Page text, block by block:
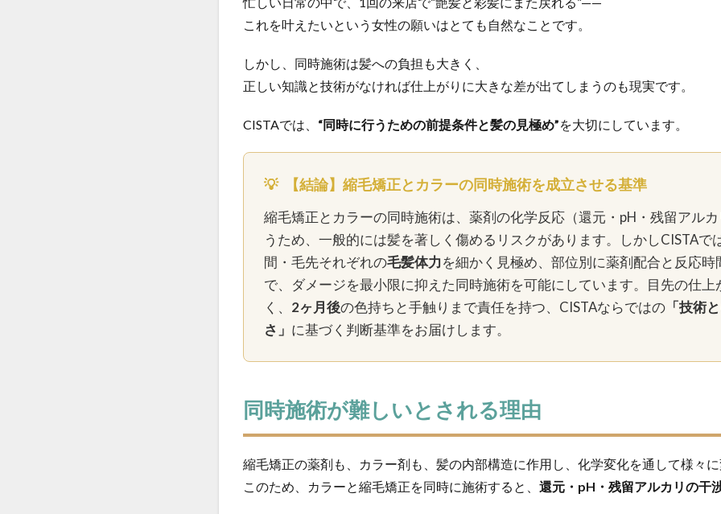
これを叶えたいという女性の願いはとても自然なことです。
しかし、同時施術は髪への負担も大きく、
正しい知識と技術がなければ仕上がりに大きな差が出てしまうのも現実です。
CISTAでは、 “同時に行うための前提条件と髪の見極め”を大切にしています。
💡
【結論】縮毛矯正とカラーの同時施術を成立させる基準
縮毛矯正とカラーの同時施術は、薬剤の化学反応（還元・pH・残留アル
うため、一般的には髪を著しく傷めるリスクがあります。しかしCISTAで
間・毛先それぞれの毛髪体力を細かく見極め、部位別に薬剤配合と反応時
で、ダメージを最小限に抑えた同時施術を可能にしています。目先の仕上
く、 2ヶ月後の色持ちと手触りまで責任を持つ、CISTAならではの 「技術
さ」 に基づく判断基準をお届けします。
同時施術が難しいとされる理由
縮毛矯正の薬剤も、カラー剤も、髪の内部構造に作用し、化学変化を通して様々に
このため、カラーと縮毛矯正を同時に施術すると、 還元・pH・残留アルカリの干
毛母細胞への影響
社会的役割
細毛の縮毛矯正 経皮毒の真実
縮毛矯正のビビリ毛修正
縮毛矯正の上手い美容室 縮毛矯正の失敗
縮毛矯正の失敗直
縮毛矯正をやめたい
縮毛矯正失敗 縮毛矯正専門店 縮毛矯正専門店の価値
聖地離れとローカル回帰
脱縮毛矯正 自信 自毛デビュー 自然に仕上がる縮毛矯
酸性ストレート
酸熱トリートメント
髪が硬くならない縮毛矯正
髪の内部爆発 髪の呼吸 髪の毛担当大臣
髪の過収斂
髪の過収斂を直す
髪は元に戻る 髪質改善 髪質改善でゴワゴワ 髪質改善の失敗